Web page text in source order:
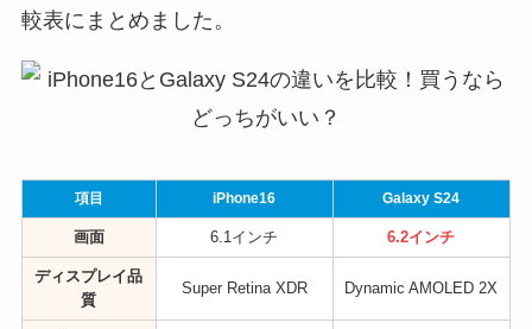
較表にまとめました。
項目 iPhone16 Galaxy S24
画面 6.1インチ 6.2インチ
ディスプレイ品
質
Super Retina XDR Dynamic AMOLED 2X